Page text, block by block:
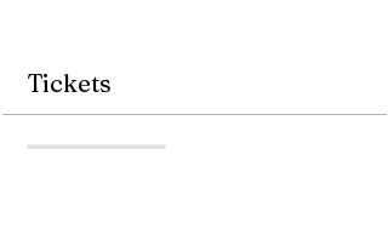
Tickets